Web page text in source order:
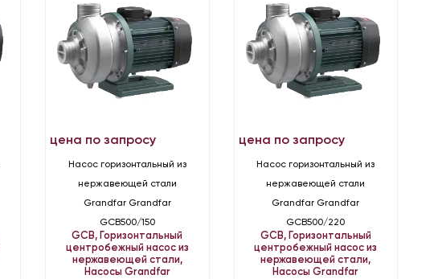
цена по запросу
Насос горизонтальный из
нержавеющей стали
Grandfar Grandfar
GCB500/150
GCB, Горизонтальный
центробежный насос из
нержавеющей стали,
Насосы Grandfar
цена по запросу
Насос горизонтальный из
нержавеющей стали
Grandfar Grandfar
GCB500/220
GCB, Горизонтальный
центробежный насос из
нержавеющей стали,
Насосы Grandfar